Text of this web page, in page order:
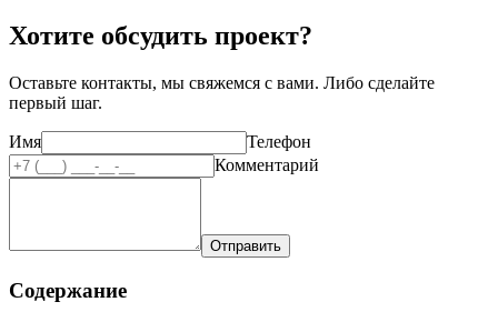
Хотите обсудить проект?
Оставьте контакты, мы свяжемся с вами. Либо сделайте
первый шаг.
Имя
Телефон
Комментарий
Отправить
Содержание